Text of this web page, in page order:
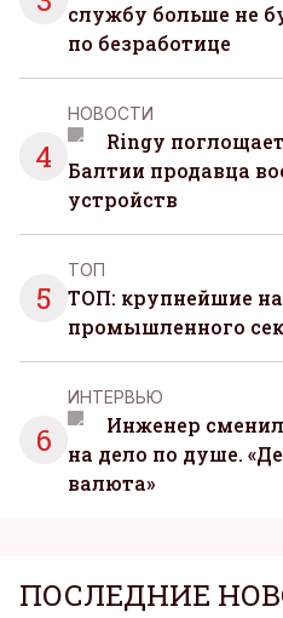
службу больше не
по безработице
4
НОВОСТИ
Ringy
Балтии продавца
устройств
5
ТОП
ТОП: крупнейшие
промышленного
6
ИНТЕРВЬЮ
Инженер
на дело по душе.
валюта»
ПОСЛЕДНИЕ